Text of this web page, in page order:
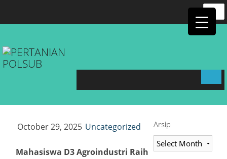
for:
October 29, 2025 Uncategorized
Mahasiswa D3 Agroindustri Raih
Arsip
Arsip